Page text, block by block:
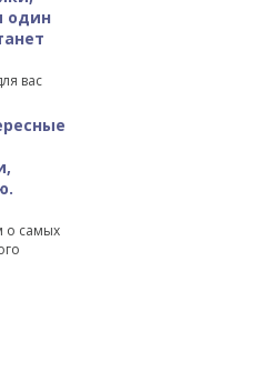
один
вас
о самых